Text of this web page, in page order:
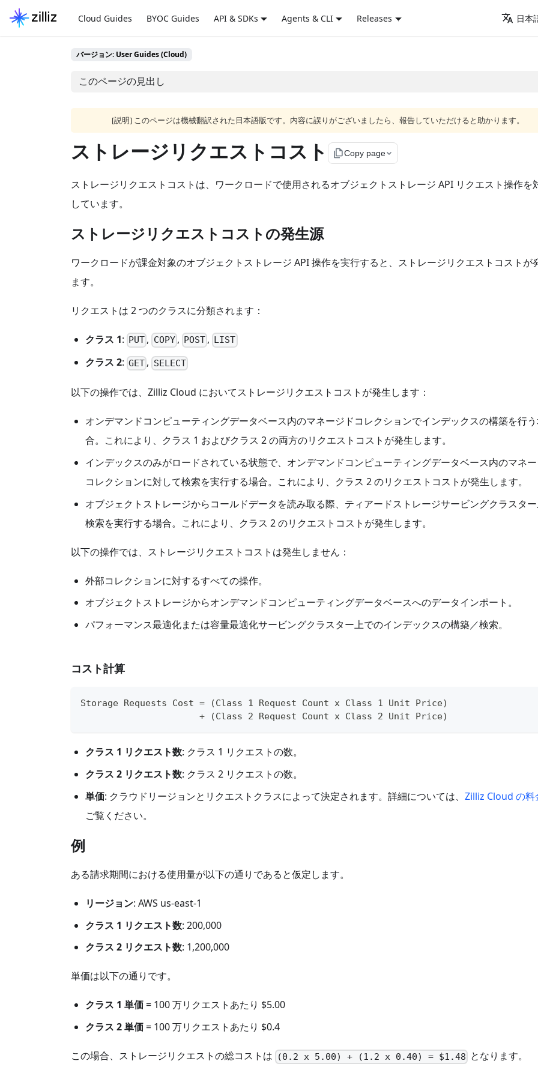
Cloud Guides BYOC Guides API & SDKs Agents & CLI Releases 日本
バージョン: User Guides (Cloud)
このページの見出し
[説明] このページは機械翻訳された日本語版です。内容に誤りがございましたら、報告していただけると助かります。
ストレージリクエストコスト file_copyCopy page
ストレージリクエストコストは、ワークロードで使用されるオブジェクトストレージ API リクエスト操作を
しています。
ストレージリクエストコストの発生源
ワークロードが課金対象のオブジェクトストレージ API 操作を実行すると、ストレージリクエストコストが
ます。
リクエストは 2 つのクラスに分類されます：
クラス 1: PUT , COPY, POST , LIST
クラス 2: GET , SELECT
以下の操作では、Zilliz Cloud においてストレージリクエストコストが発生します：
オンデマンドコンピューティングデータベース内のマネージドコレクションでインデックスの構築を行
合。これにより、クラス 1 およびクラス 2 の両方のリクエストコストが発生します。
インデックスのみがロードされている状態で、オンデマンドコンピューティングデータベース内のマネ
コレクションに対して検索を実行する場合。これにより、クラス 2 のリクエストコストが発生します。
オブジェクトストレージからコールドデータを読み取る際、ティアードストレージサービングクラスタ
検索を実行する場合。これにより、クラス 2 のリクエストコストが発生します。
以下の操作では、ストレージリクエストコストは発生しません：
外部コレクションに対するすべての操作。
オブジェクトストレージからオンデマンドコンピューティングデータベースへのデータインポート。
パフォーマンス最適化または容量最適化サービングクラスター上でのインデックスの構築／検索。
コスト計算
Storage Requests Cost = (Class 1 Request Count x Class 1 Unit Price)
                      + (Class 2 Request Count x Class 2 Unit Price)
クラス 1 リクエスト数: クラス 1 リクエストの数。
クラス 2 リクエスト数: クラス 2 リクエストの数。
単価: クラウドリージョンとリクエストクラスによって決定されます。詳細については、 Zilliz Cloud の料
ご覧ください。
例
ある請求期間における使用量が以下の通りであると仮定します。
リージョン: AWS us-east-1
クラス 1 リクエスト数: 200,000
クラス 2 リクエスト数: 1,200,000
単価は以下の通りです。
クラス 1 単価= 100 万リクエストあたり $5.00
クラス 2 単価= 100 万リクエストあたり $0.4
この場合、ストレージリクエストの総コストは (0.2 x 5.00) + (1.2 x 0.40) = $1.48 となります。